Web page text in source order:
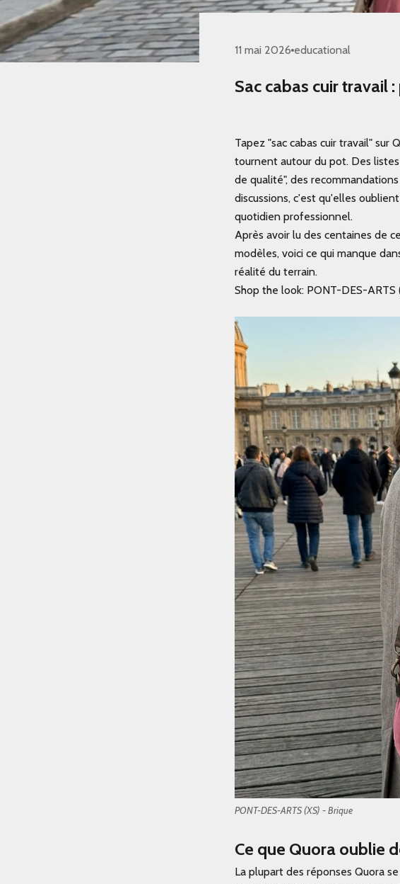
11 mai 2026 educational
Sac cabas cuir travail
Tapez "sac cabas cuir travail" sur
tournent autour du pot. Des
de qualité", des
discussions, c'est qu'elles
quotidien professionnel.
Après avoir lu des centaines de
modèles, voici ce qui manque
réalité du terrain.
Shop the look: PONT-DES-ARTS
PONT-DES-ARTS (XS) - Brique
Ce que Quora oublie
La plupart des réponses Quora